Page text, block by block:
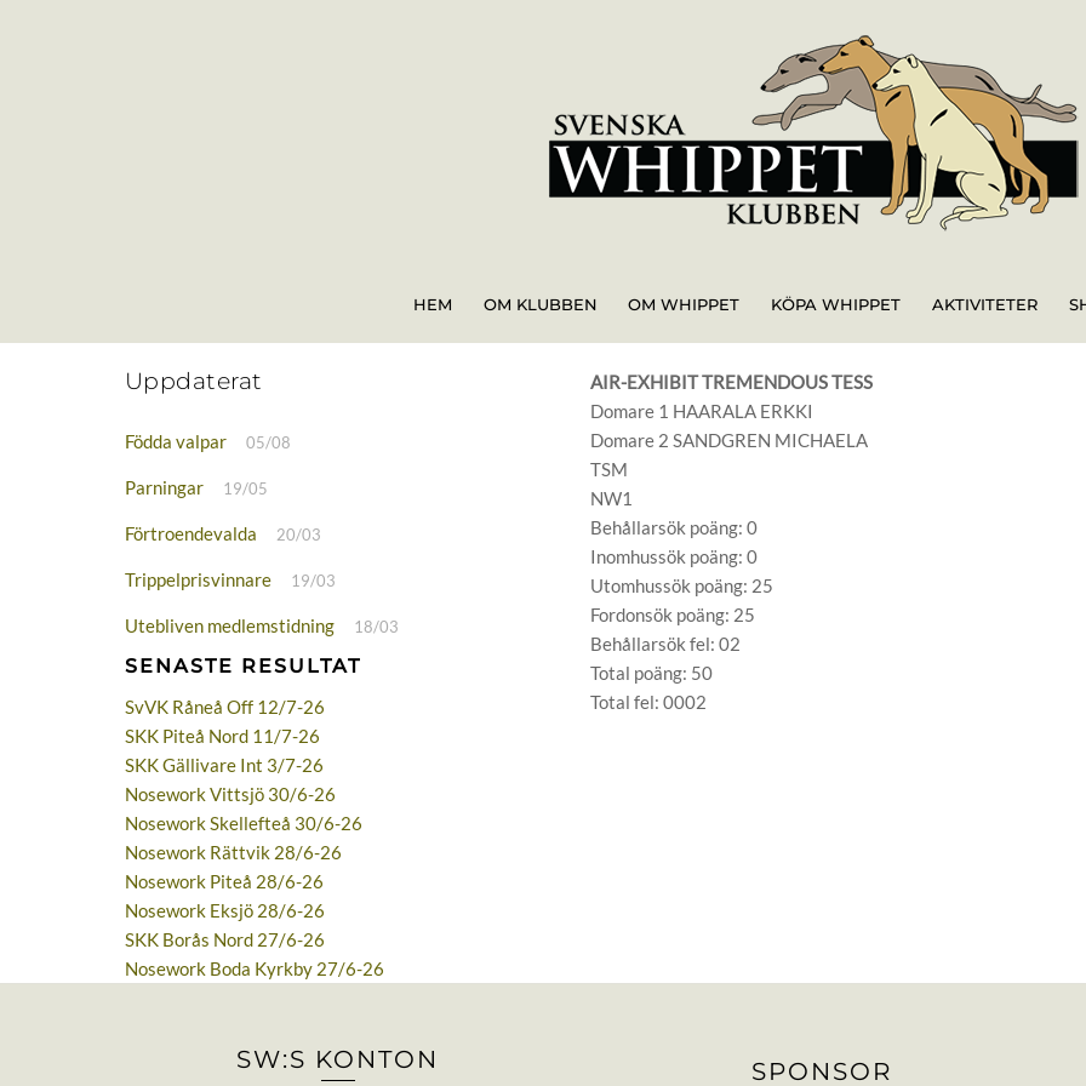
HEM OM KLUBBEN OM WHIPPET KÖPA WHIPPET AKTIVITETER
Uppdaterat
Födda valpar 05/08
Parningar 19/05
Förtroendevalda 20/03
Trippelprisvinnare 19/03
Utebliven medlemstidning 18/03
SENASTE RESULTAT
SvVK Råneå Off 12/7-26
SKK Piteå Nord 11/7-26
SKK Gällivare Int 3/7-26
Nosework Vittsjö 30/6-26
Nosework Skellefteå 30/6-26
Nosework Rättvik 28/6-26
Nosework Piteå 28/6-26
Nosework Eksjö 28/6-26
SKK Borås Nord 27/6-26
Nosework Boda Kyrkby 27/6-26
AIR-EXHIBIT TREMENDOUS TESS
Domare 1 HAARALA ERKKI
Domare 2 SANDGREN MICHAELA
TSM
NW1
Behållarsök poäng: 0
Inomhussök poäng: 0
Utomhussök poäng: 25
Fordonsök poäng: 25
Behållarsök fel: 02
Total poäng: 50
Total fel: 0002
SW:S KONTON SPONSOR